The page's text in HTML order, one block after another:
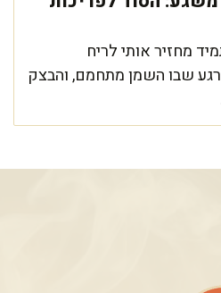
מחזיר אותי לריח
שבו השמן מתחמם, והבצק